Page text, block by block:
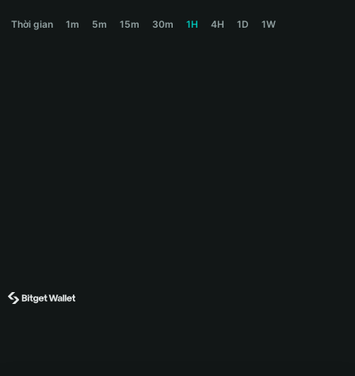
Español (Argentina)
Thời gian 1m 5m 15m 30m 1H 4H 1D 1W